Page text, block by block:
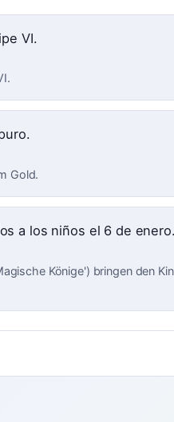
VI.
Gold.
a los niños el 6 de enero.
Könige') bringen den